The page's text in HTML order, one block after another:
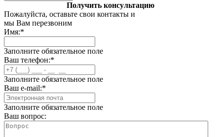
Получить консультацию
Пожалуйста, оставьте свои контакты и
мы Вам перезвоним
Имя:*
Заполните обязательное поле
Ваш телефон:*
Заполните обязательное поле
Ваш e-mail:*
Заполните обязательное поле
Ваш вопрос: